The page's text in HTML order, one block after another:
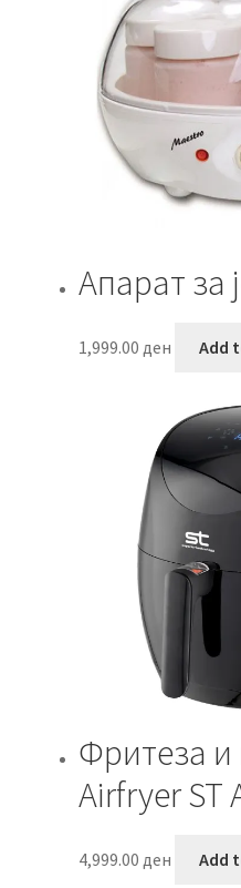
Апарат за
1,999.00 ден Add
Фритеза и
Airfryer ST
4,999.00 ден Add